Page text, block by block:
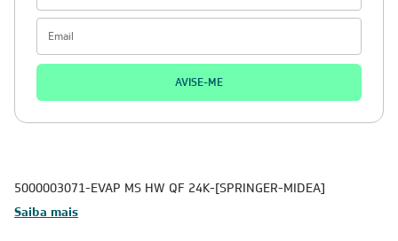
AVISE-ME
5000003071-EVAP MS HW QF 24K-[SPRINGER-MIDEA]
Saiba mais